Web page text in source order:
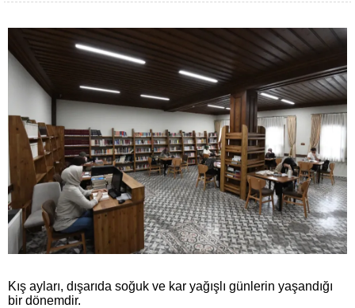
Kış ayları, dışarıda soğuk ve kar yağışlı günlerin yaşandığı
bir dönemdir.